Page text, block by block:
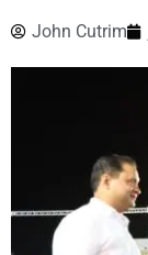
John Cutrim